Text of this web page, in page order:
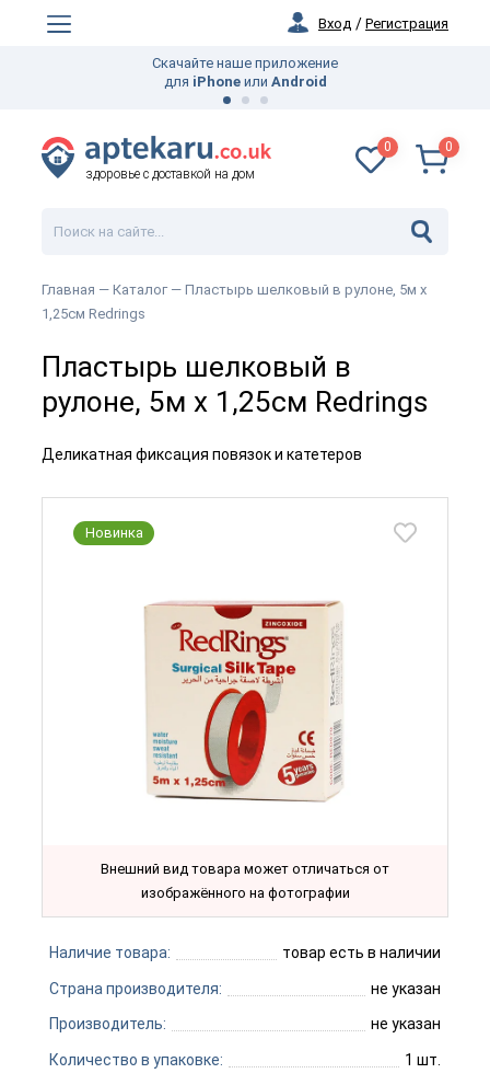
Вход / Регистрация
Скачайте наше приложение
для iPhone или Android
здоровье с доставкой на дом
0 0
Главная — Каталог — Пластырь шелковый в рулоне, 5м х
1,25см Redrings
Пластырь шелковый в
рулоне, 5м х 1,25см Redrings
Деликатная фиксация повязок и катетеров
Новинка
Внешний вид товара может отличаться от
изображённого на фотографии
Наличие товара: товар есть в наличии
Страна производителя: не указан
Производитель: не указан
Количество в упаковке: 1 шт.